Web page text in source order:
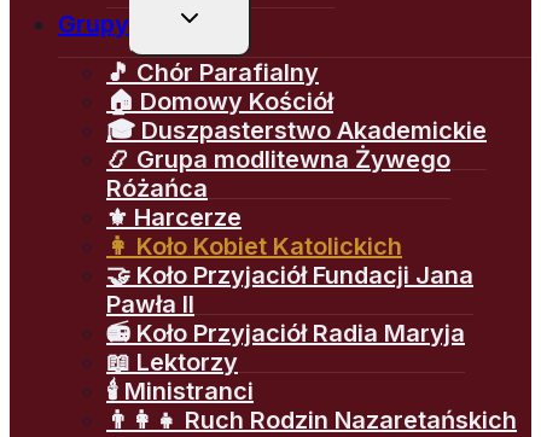
Grupy
Przełącz
podrzędne
🎵 Chór Parafialny
🏠 Domowy Kościół
🎓 Duszpasterstwo Akademickie
📿 Grupa modlitewna Żywego
Różańca
⚜️ Harcerze
👩 Koło Kobiet Katolickich
🤝 Koło Przyjaciół Fundacji Jana
Pawła II
📻 Koło Przyjaciół Radia Maryja
📖 Lektorzy
🕯️ Ministranci
👨‍👩‍👧 Ruch Rodzin Nazaretańskich